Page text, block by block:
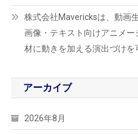
株式会社Mavericksは、動画
画像・テキスト向けアニメ
材に動きを加える演出づけを
アーカイブ
2026年8月